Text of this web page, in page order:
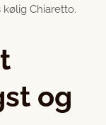
Chiaretto.
og